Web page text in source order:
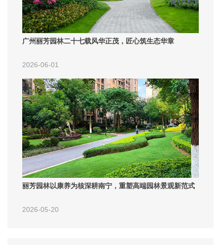
广州丽芳园林二十七载风华正茂，匠心筑生态华章
2026-06-01
丽芳园林以康养为核深耕南宁，重塑高端园林景观新范式
2026-05-20